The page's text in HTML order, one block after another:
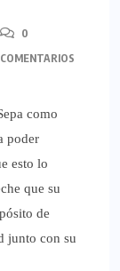
0
COMENTARIOS
como
poder
esto lo
que su
de
junto con su